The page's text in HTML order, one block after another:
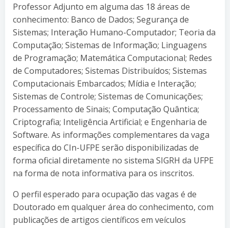
Professor Adjunto em alguma das 18 áreas de
conhecimento: Banco de Dados; Segurança de
Sistemas; Interação Humano-Computador; Teoria da
Computação; Sistemas de Informação; Linguagens
de Programação; Matemática Computacional; Redes
de Computadores; Sistemas Distribuídos; Sistemas
Computacionais Embarcados; Mídia e Interação;
Sistemas de Controle; Sistemas de Comunicações;
Processamento de Sinais; Computação Quântica;
Criptografia; Inteligência Artificial; e Engenharia de
Software. As informações complementares da vaga
específica do CIn-UFPE serão disponibilizadas de
forma oficial diretamente no sistema SIGRH da UFPE
na forma de nota informativa para os inscritos.
O perfil esperado para ocupação das vagas é de
Doutorado em qualquer área do conhecimento, com
publicações de artigos científicos em veículos